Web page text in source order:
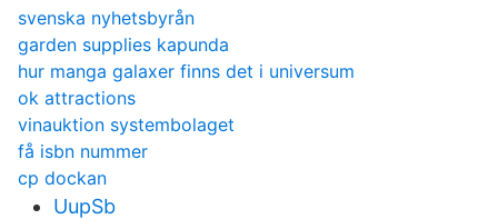
svenska nyhetsbyrån
garden supplies kapunda
hur manga galaxer finns det i universum
ok attractions
vinauktion systembolaget
få isbn nummer
cp dockan
UupSb